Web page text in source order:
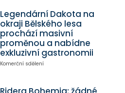
Legendární Dakota na
okraji Bělského lesa
prochází masivní
proměnou a nabídne
exkluzivní gastronomii
Komerční sdělení